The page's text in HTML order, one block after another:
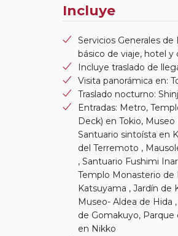
Incluye
Servicios Generales
básico de viaje, hotel
Incluye traslado de
Visita panorámica en:
Traslado nocturno:
Entradas: Metro,
Deck) en Tokio,
Santuario sintoísta en
del Terremoto ,
, Santuario Fushimi
Templo Monasterio de
Katsuyama , Jardín de
Museo- Aldea de Hida
de Gomakuyo, Parque
en Nikko